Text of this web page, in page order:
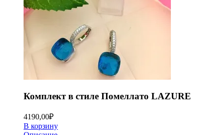
Комплект в стиле Помеллато LAZURE
4190,00₽
В корзину